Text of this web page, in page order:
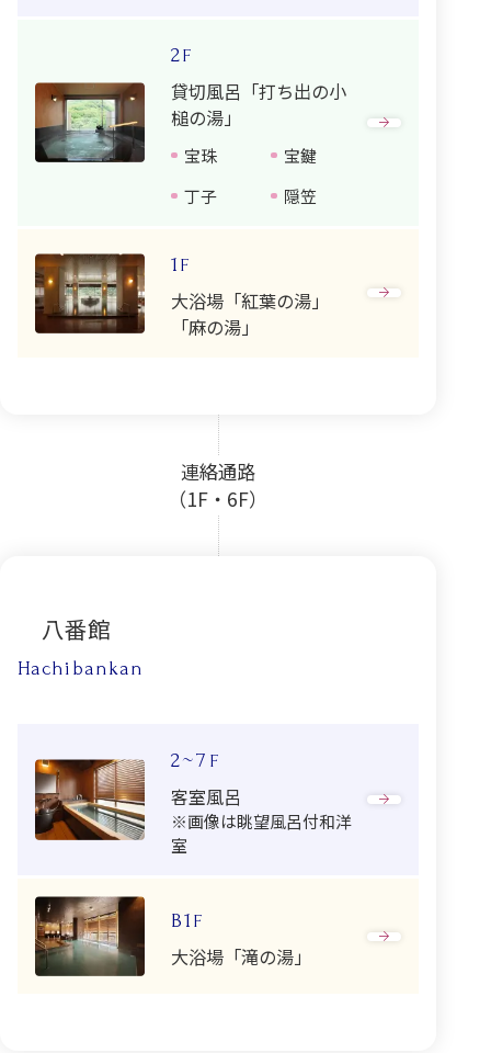
2F
貸切風呂「打ち出の小
槌の湯」
宝珠
宝鍵
丁子
隠笠
1 F
大浴場「紅葉の湯」
「麻の湯」
連絡通路
（1F・6F）
八番館
Hachibankan
2~7 F
客室風呂
※画像は眺望風呂付和洋
室
B1 F
大浴場「滝の湯」